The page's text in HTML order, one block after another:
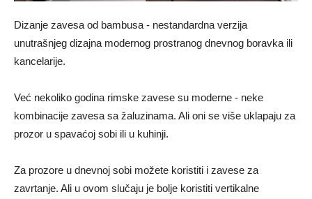
Dizanje zavesa od bambusa - nestandardna verzija
unutrašnjeg dizajna modernog prostranog dnevnog boravka ili
kancelarije.
Već nekoliko godina rimske zavese su moderne - neke
kombinacije zavesa sa žaluzinama. Ali oni se više uklapaju za
prozor u spavaćoj sobi ili u kuhinji.
Za prozore u dnevnoj sobi možete koristiti i zavese za
zavrtanje. Ali u ovom slučaju je bolje koristiti vertikalne